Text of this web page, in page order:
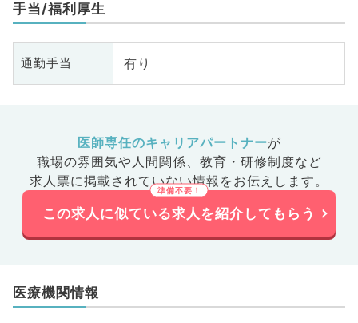
手当/福利厚生
通勤手当 有り
医師専任のキャリアパートナーが
職場の雰囲気や人間関係、 教育・研修制度など
求人票に掲載されていない情報をお伝えします。
この求人に似ている求人を紹介してもらう
医療機関情報